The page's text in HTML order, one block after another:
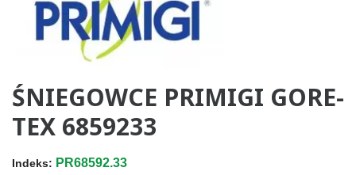
ŚNIEGOWCE PRIMIGI GORE-
TEX 6859233
Indeks: PR68592.33